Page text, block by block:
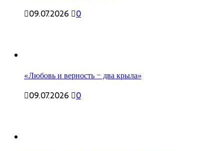
09.07.2026 0
«Любовь и верность – два крыла»
09.07.2026 0